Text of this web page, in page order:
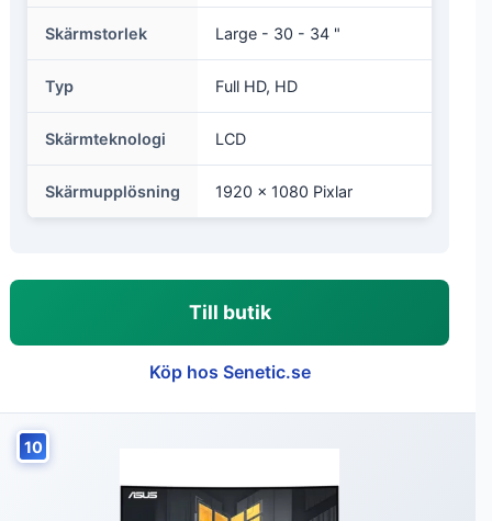
Skärmstorlek Large - 30 - 34 "
Typ Full HD, HD
Skärmteknologi LCD
Skärmupplösning 1920 x 1080 Pixlar
Till butik
Köp hos Senetic.se
10